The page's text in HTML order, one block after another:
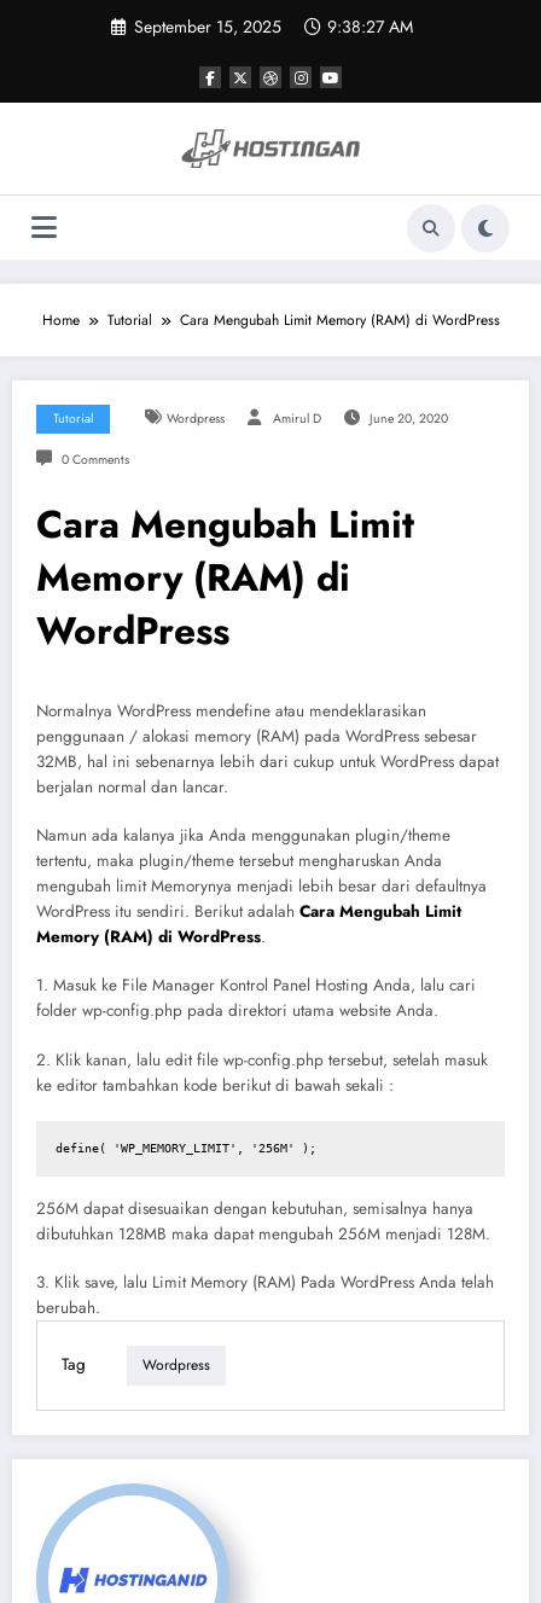
September 15, 2025 9:38:28 AM
Home Tutorial Cara Mengubah Limit Memory (RAM) di WordPress
Tutorial Wordpress Amirul D June 20, 2020
0 Comments
Cara Mengubah Limit
Memory (RAM) di
WordPress
Normalnya WordPress mendefine atau mendeklarasikan
penggunaan / alokasi memory (RAM) pada WordPress sebesar
32MB, hal ini sebenarnya lebih dari cukup untuk WordPress dapat
berjalan normal dan lancar.
Namun ada kalanya jika Anda menggunakan plugin/theme
tertentu, maka plugin/theme tersebut mengharuskan Anda
mengubah limit Memorynya menjadi lebih besar dari defaultnya
WordPress itu sendiri. Berikut adalah Cara Mengubah Limit
Memory (RAM) di WordPress.
1. Masuk ke File Manager Kontrol Panel Hosting Anda, lalu cari
folder wp-config.php pada direktori utama website Anda.
2. Klik kanan, lalu edit file wp-config.php tersebut, setelah masuk
ke editor tambahkan kode berikut di bawah sekali :
define( 'WP_MEMORY_LIMIT', '256M' );
256M dapat disesuaikan dengan kebutuhan, semisalnya hanya
dibutuhkan 128MB maka dapat mengubah 256M menjadi 128M.
3. Klik save, lalu Limit Memory (RAM) Pada WordPress Anda telah
berubah.
Tag Wordpress